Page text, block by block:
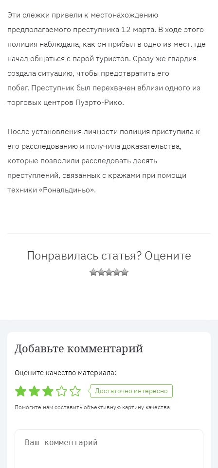
Эти слежки привели к местонахождению
предполагаемого преступника 12 марта. В ходе этого
полиция наблюдала, как он прибыл в одно из мест, где
начал общаться с парой туристов. Сразу же гвардия
создала ситуацию, чтобы предотвратить его
побег. Преступник был перехвачен вблизи одного из
торговых центров Пуэрто-Рико.
После установления личности полиция приступила к
его расследованию и получила доказательства,
которые позволили расследовать десять
преступлений, связанных с кражами при помощи
техники «Рональдиньо».
Понравилась статья? Оцените
Добавьте комментарий
Оцените качество материала:
Достаточно интересно
Помогите нам составить объективную картину качества